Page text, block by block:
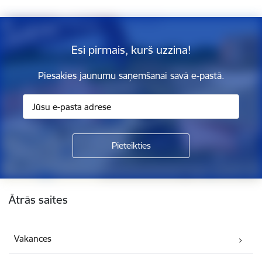
Esi pirmais, kurš uzzina!
Piesakies jaunumu saņemšanai savā e-pastā.
Ātrās saites
Vakances